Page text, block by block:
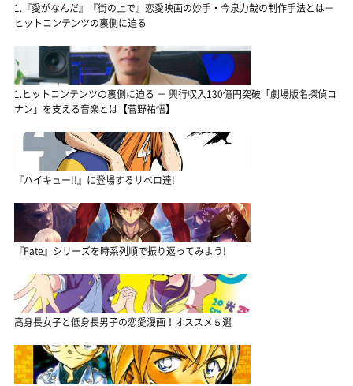
1.『愛がなんだ』『街の上で』恋愛映画の妙手・今泉力哉の制作手法とは－
ヒットコンテンツの裏側に迫る
1.ヒットコンテンツの裏側に迫る － 興行収入130億円突破「劇場版名探偵コ
ナン」を支える音楽とは【菅野祐悟】
『ハイキュー!!』に登場するリベロ達!
『Fate』シリーズを時系列順で振り返ってみよう!
高身長女子と低身長男子の恋愛漫画！オススメ５選